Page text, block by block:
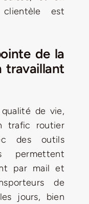
est
de la
travaillant
de vie,
trafic routier
des outils
permettent
par mail et
de
jours, bien